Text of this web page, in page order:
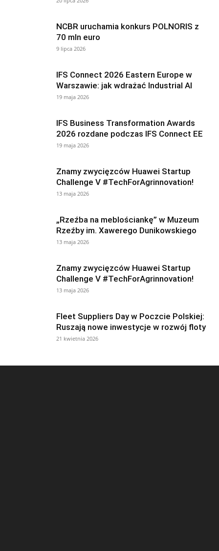
NCBR uruchamia konkurs POLNORIS z
70 mln euro
9 lipca 2026
IFS Connect 2026 Eastern Europe w
Warszawie: jak wdrażać Industrial AI
19 maja 2026
IFS Business Transformation Awards
2026 rozdane podczas IFS Connect EE
19 maja 2026
Znamy zwycięzców Huawei Startup
Challenge V #TechForAgrinnovation!
13 maja 2026
„Rzeźba na meblościankę” w Muzeum
Rzeźby im. Xawerego Dunikowskiego
13 maja 2026
Znamy zwycięzców Huawei Startup
Challenge V #TechForAgrinnovation!
13 maja 2026
Fleet Suppliers Day w Poczcie Polskiej:
Ruszają nowe inwestycje w rozwój floty
21 kwietnia 2026